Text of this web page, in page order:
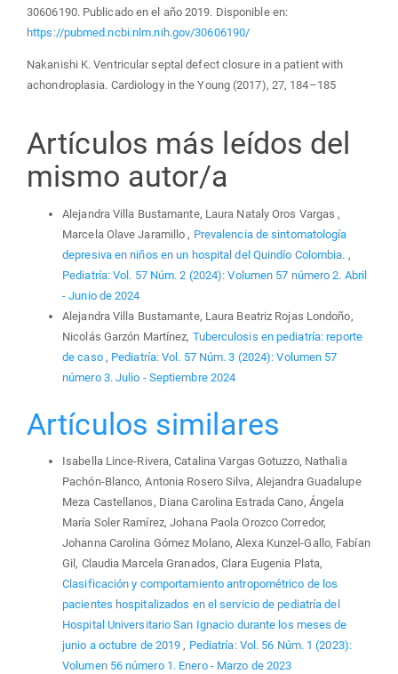
30606190. Publicado en el año 2019. Disponible en:
https://pubmed.ncbi.nlm.nih.gov/30606190/
Nakanishi K. Ventricular septal defect closure in a patient with
achondroplasia. Cardiology in the Young (2017), 27, 184–185
Artículos más leídos del
mismo autor/a
Alejandra Villa Bustamante, Laura Nataly Oros Vargas ,
Marcela Olave Jaramillo , Prevalencia de sintomatología
depresiva en niños en un hospital del Quindío Colombia. ,
Pediatría: Vol. 57 Núm. 2 (2024): Volumen 57 número 2. Abril
- Junio de 2024
Alejandra Villa Bustamante, Laura Beatriz Rojas Londoño,
Nicolás Garzón Martínez, Tuberculosis en pediatría: reporte
de caso , Pediatría: Vol. 57 Núm. 3 (2024): Volumen 57
número 3. Julio - Septiembre 2024
Artículos similares
Isabella Lince-Rivera, Catalina Vargas Gotuzzo, Nathalia
Pachón-Blanco, Antonia Rosero Silva, Alejandra Guadalupe
Meza Castellanos, Diana Carolina Estrada Cano, Ángela
María Soler Ramírez, Johana Paola Orozco Corredor,
Johanna Carolina Gómez Molano, Alexa Kunzel-Gallo, Fabían
Gil, Claudia Marcela Granados, Clara Eugenia Plata,
Clasificación y comportamiento antropométrico de los
pacientes hospitalizados en el servicio de pediatría del
Hospital Universitario San Ignacio durante los meses de
junio a octubre de 2019, Pediatría: Vol. 56 Núm. 1 (2023):
Volumen 56 número 1. Enero - Marzo de 2023